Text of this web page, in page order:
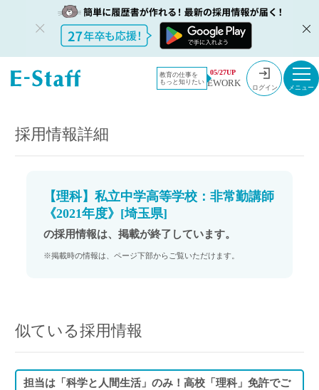
教育の仕事を
もっと知りたい
05/27UP
EWORK ログイン
教員採用情
報のイー・
採用情報
【理科】私立中学高等学校：非常勤講師《2021年度》[埼玉県]
採用情報詳細
【理科】私立中学高等学校：非常勤講師
《2021年度》[埼玉県]
の採用情報は、掲載が終了しています。
※掲載時の情報は、ページ下部からご覧いただけます。
似ている採用情報
担当は「科学と人間生活」のみ！高校「理科」免許でご